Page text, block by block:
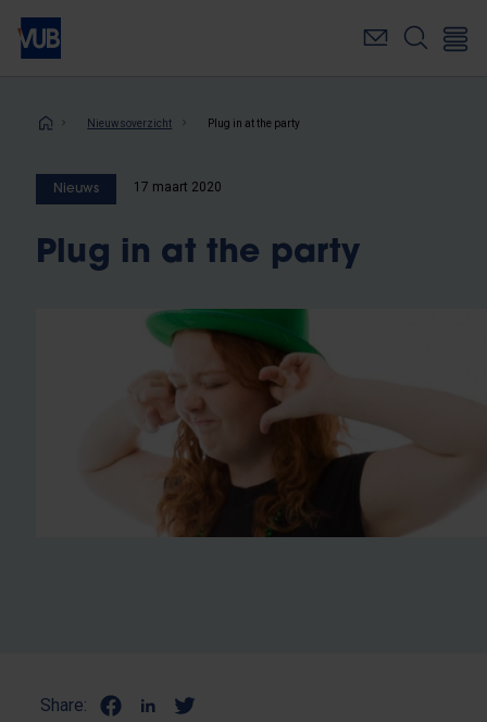
Overslaan
naar
inhoudKruimelpad
Nieuwsoverzicht Plug in at the party
Nieuws 17 maart 2020
Plug in at the party
Share: